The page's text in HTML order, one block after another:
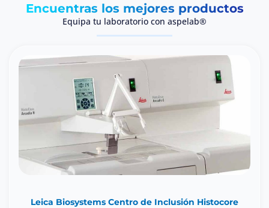
Encuentras los mejores productos
Equipa tu laboratorio con aspelab®
Leica Biosystems Centro de Inclusión Histocore